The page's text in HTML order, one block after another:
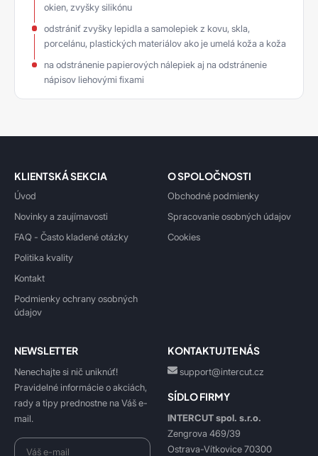
okien, zvyšky silikónu
odstrániť zvyšky lepidla a samolepiek z kovu, skla,
porcelánu, plastických materiálov ako je umelá koža a koža
na odstránenie papierových nálepiek aj na odstránenie
nápisov liehovými fixami
KLIENTSKÁ SEKCIA
Úvod
Novinky a zaujímavosti
FAQ - Často kladené otázky
Politika kvality
Kontakt
Podmienky ochrany osobných
údajov
O SPOLOČNOSTI
Obchodné podmienky
Spracovanie osobných údajov
Cookies
NEWSLETTER
Nenechajte si nič uniknúť!
Pravidelné informácie o akciách,
rady a tipy prednostne na Váš e-
mail.
KONTAKTUJTE NÁS
support@intercut.cz
SÍDLO FIRMY
INTERCUT spol. s.r.o.
Zengrova 469/39
Ostrava-Vítkovice 70300